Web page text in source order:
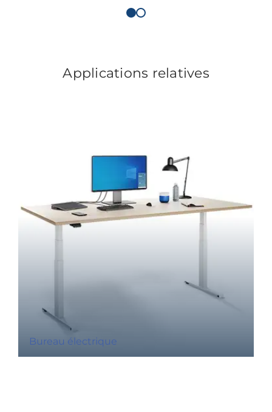
Applications relatives
Bureau électrique